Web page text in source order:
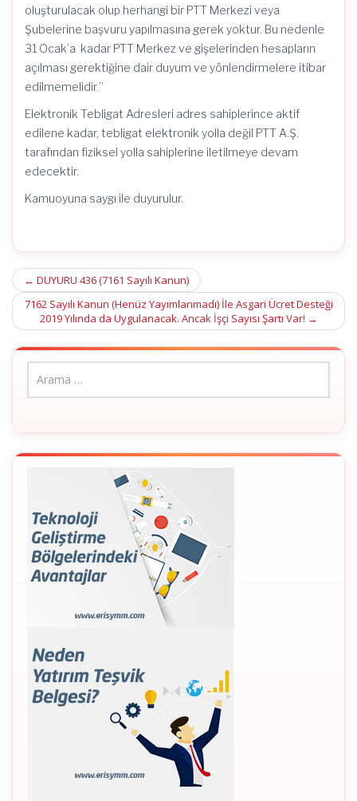
oluşturulacak olup herhangi bir PTT Merkezi veya
Şubelerine başvuru yapılmasına gerek yoktur. Bu nedenle
31 Ocak’a kadar PTT Merkez ve gişelerinden hesapların
açılması gerektiğine dair duyum ve yönlendirmelere itibar
edilmemelidir.”
Elektronik Tebligat Adresleri adres sahiplerince aktif
edilene kadar, tebligat elektronik yolla değil PTT A.Ş.
tarafından fiziksel yolla sahiplerine iletilmeye devam
edecektir.
Kamuoyuna saygı ile duyurulur.
Post
navigation
← DUYURU 436 (7161 Sayılı Kanun)
7162 Sayılı Kanun (Henüz Yayımlanmadı) İle Asgari Ücret Desteği
2019 Yılında da Uygulanacak. Ancak İşçi Sayısı Şartı Var! →